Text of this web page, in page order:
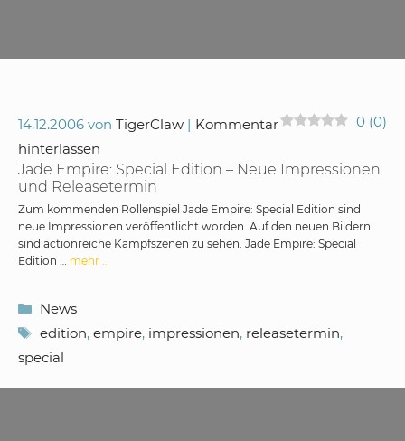
Jade Empire: Special Edition – Neue Impressionen
und Releasetermin
14.12.2006 von TigerClaw 0 (0)
Kommentar
hinterlassen
Zum kommenden Rollenspiel Jade Empire: Special Edition sind
neue Impressionen veröffentlicht worden. Auf den neuen Bildern
sind actionreiche Kampfszenen zu sehen. Jade Empire: Special
Edition … mehr …
Kategorien
News
Schlagwörter
edition, empire, impressionen, releasetermin,
special